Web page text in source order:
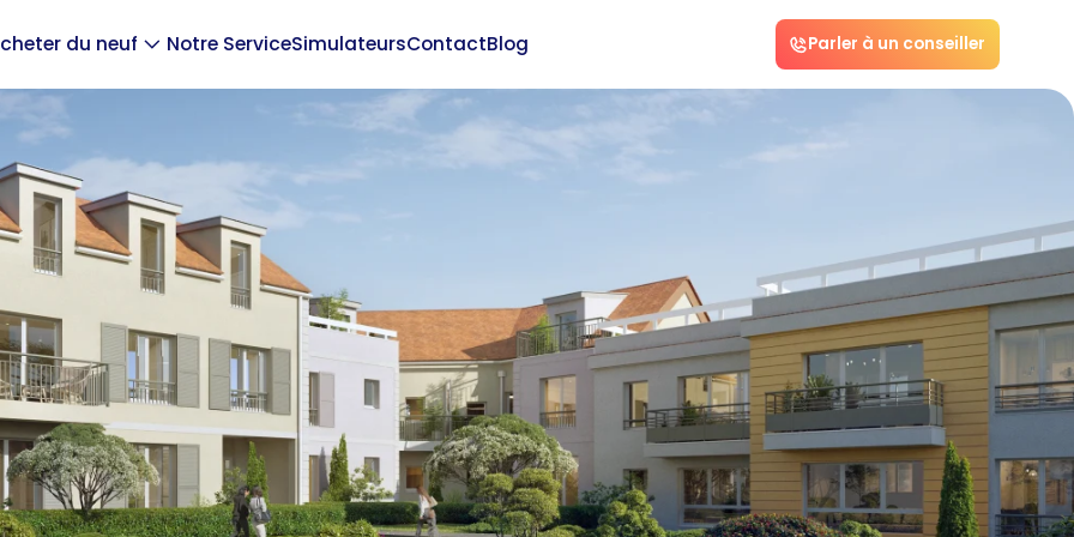
du neuf Notre ServiceSimulateursContactBlog Parler à un conseiller